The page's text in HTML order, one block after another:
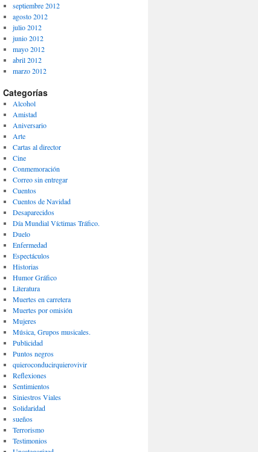
septiembre 2012
agosto 2012
julio 2012
junio 2012
mayo 2012
abril 2012
marzo 2012
Categorías
Alcohol
Amistad
Aniversario
Arte
Cartas al director
Cine
Conmemoración
Correo sin entregar
Cuentos
Cuentos de Navidad
Desaparecidos
Día Mundial Víctimas Tráfico.
Duelo
Enfermedad
Espectáculos
Historias
Humor Gráfico
Literatura
Muertes en carretera
Muertes por omisión
Mujeres
Música, Grupos musicales.
Publicidad
Puntos negros
quieroconducirquierovivir
Reflexiones
Sentimientos
Siniestros Viales
Solidaridad
sueños
Terrorismo
Testimonios